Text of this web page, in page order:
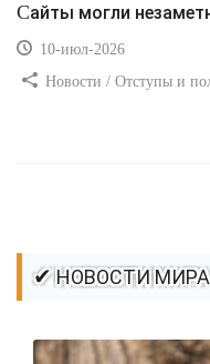
Сайты могли
10-июл-2026
Новости / Отступы и
✔ НОВОСТИ